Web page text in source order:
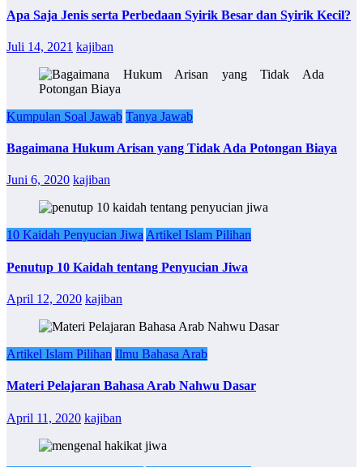
Apa Saja Jenis serta Perbedaan Syirik Besar dan Syirik Kecil?
Juli 14, 2021 kajiban
Kumpulan Soal Jawab Tanya Jawab
Bagaimana Hukum Arisan yang Tidak Ada Potongan Biaya
Juni 6, 2020 kajiban
10 Kaidah Penyucian JiwaArtikel Islam Pilihan
Penutup 10 Kaidah tentang Penyucian Jiwa
April 12, 2020 kajiban
Artikel Islam Pilihan Ilmu Bahasa Arab
Materi Pelajaran Bahasa Arab Nahwu Dasar
April 11, 2020 kajiban